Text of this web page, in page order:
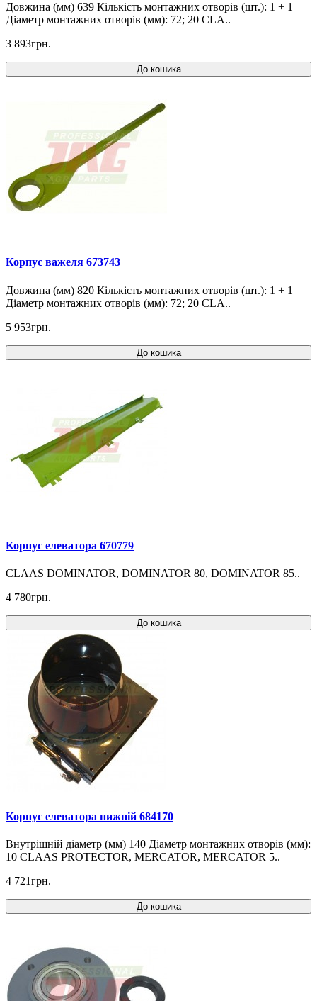
Довжина (мм) 639 Кількість монтажних отворів (шт.): 1 + 1
Діаметр монтажних отворів (мм): 72; 20 CLA..
3 893грн.
До кошика
Корпус важеля 673743
Довжина (мм) 820 Кількість монтажних отворів (шт.): 1 + 1
Діаметр монтажних отворів (мм): 72; 20 CLA..
5 953грн.
До кошика
Корпус елеватора 670779
CLAAS DOMINATOR, DOMINATOR 80, DOMINATOR 85..
4 780грн.
До кошика
Корпус елеватора нижній 684170
Внутрішній діаметр (мм) 140 Діаметр монтажних отворів (мм):
10 CLAAS PROTECTOR, MERCATOR, MERCATOR 5..
4 721грн.
До кошика